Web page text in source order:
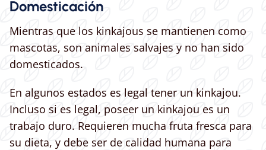
Domesticación
Mientras que los kinkajous se mantienen como
mascotas, son animales salvajes y no han sido
domesticados.
En algunos estados es legal tener un kinkajou.
Incluso si es legal, poseer un kinkajou es un
trabajo duro. Requieren mucha fruta fresca para
su dieta, y debe ser de calidad humana para